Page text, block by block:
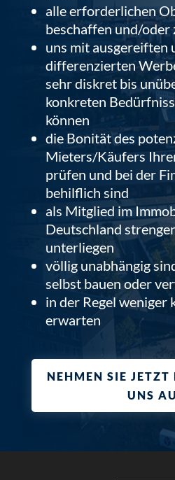
alle erforderlichen
beschaffen und/oder
uns mit ausgereiften
differenzierten
sehr diskret bis
konkreten
können
die Bonität des
Mieters/Käufers
prüfen und bei der
behilflich sind
als Mitglied im
Deutschland
unterliegen
völlig unabhängig
selbst bauen oder
in der Regel weniger
erwarten
NEHMEN SIE
UNS